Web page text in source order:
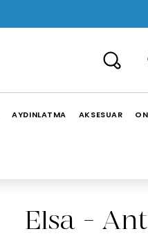
AYDINLATMA AKSESUAR
Elsa -